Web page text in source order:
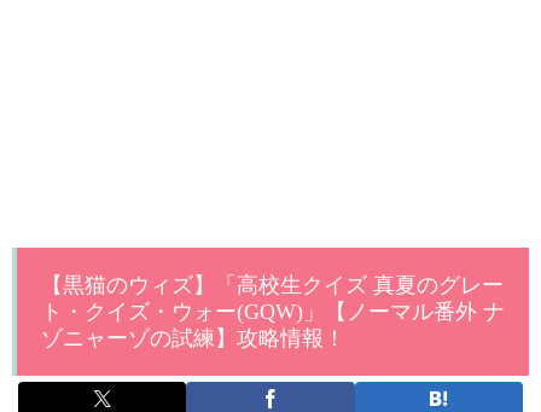
【黒猫のウィズ】「高校生クイズ 真夏のグレー
ト・クイズ・ウォー(GQW)」【ノーマル番外 ナ
ゾニャーゾの試練】攻略情報！